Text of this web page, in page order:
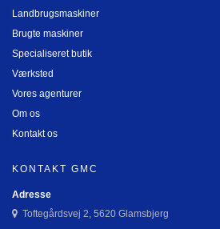
Landbrugsmaskiner
Brugte maskiner
Specialiseret butik
Værksted
Vores agenturer
Om os
Kontakt os
KONTAKT GMC
Adresse
Toftegårdsvej 2, 5620 Glamsbjerg